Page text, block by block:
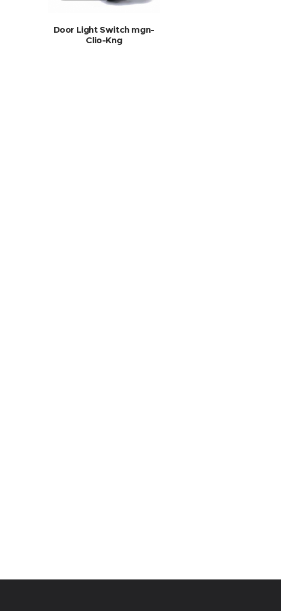
Door Light Switch mgn-
Clio-Kng